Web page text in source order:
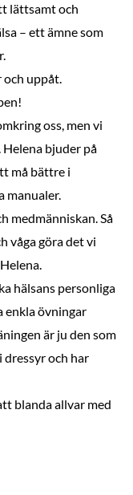
lättsamt och
– ett ämne som
och uppåt.
oss, men vi
Helena bjuder på
må bättre i
manualer.
medmänniskan. Så
våga göra det vi
hälsans personliga
enkla övningar
är ju den som
och har
blanda allvar med